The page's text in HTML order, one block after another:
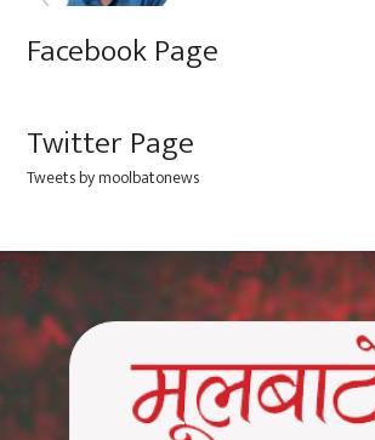
Facebook Page
Twitter Page
Tweets by moolbatonews